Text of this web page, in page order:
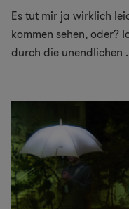
Es tut mir ja wirklich
kommen sehen, oder?
durch die unendlichen